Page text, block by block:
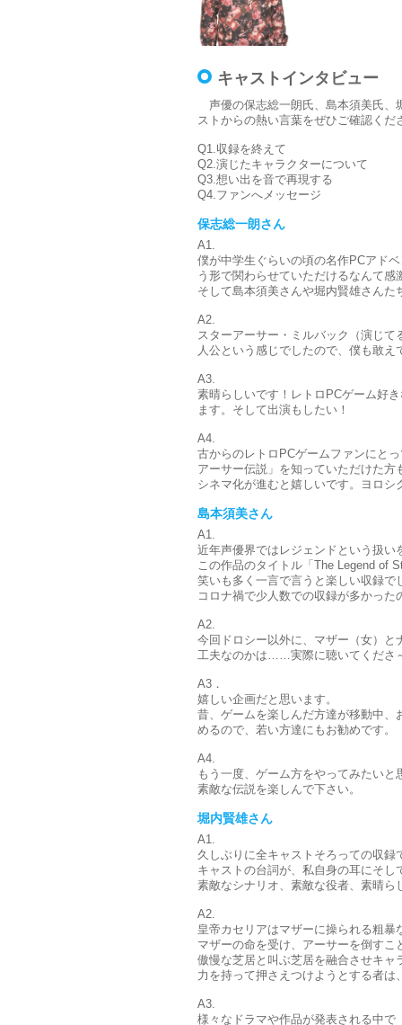
キャストインタビュー
声優の保志総一朗氏、島本須美氏、
ストからの熱い言葉をぜひご確認くだ
Q1.収録を終えて
Q2.演じたキャラクターについて
Q3.想い出を音で再現する
Q4.ファンへメッセージ
保志総一朗さん
A1.
僕が中学生ぐらいの頃の名作PCアド
う形で関わらせていただけるなんて感
そして島本須美さんや堀内賢雄さん
A2.
スターアーサー・ミルバック（演じ
人公という感じでしたので、僕も敢
A3.
素晴らしいです！レトロPCゲーム好
ます。そして出演もしたい！
A4.
古からのレトロPCゲームファンにと
アーサー伝説」を知っていただけた
シネマ化が進むと嬉しいです。ヨロシ
島本須美さん
A1.
近年声優界ではレジェンドという扱い
この作品のタイトル「The Legend of
笑いも多く一言で言うと楽しい収録で
コロナ禍で少人数での収録が多かっ
A2.
今回ドロシー以外に、マザー（女）
工夫なのかは……実際に聴いてくださ
A3．
嬉しい企画だと思います。
昔、ゲームを楽しんだ方達が移動中
めるので、若い方達にもお勧めです。
A4.
もう一度、ゲーム方をやってみたい
素敵な伝説を楽しんで下さい。
堀内賢雄さん
A1.
久しぶりに全キャストそろっての収
キャストの台詞が、私自身の耳にそ
素敵なシナリオ、素敵な役者、素晴ら
A2.
皇帝カセリアはマザーに操られる粗暴
マザーの命を受け、アーサーを倒すこ
傲慢な芝居と叫ぶ芝居を融合させキャ
力を持って押さえつけようとする者
A3.
様々なドラマや作品が発表される中で